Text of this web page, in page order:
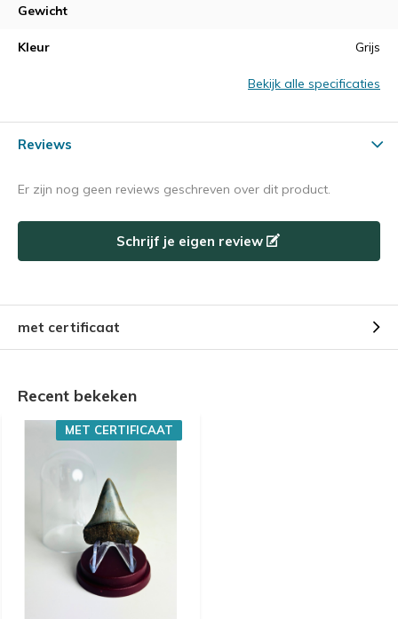
Gewicht
Kleur Grijs
Bekijk alle specificaties
Reviews
Er zijn nog geen reviews geschreven over dit product.
Schrijf je eigen review
met certificaat
Recent bekeken
MET CERTIFICAAT